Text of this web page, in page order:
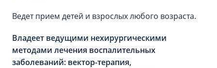
Ведет прием детей и взрослых любого возраста.
Владеет ведущими нехирургическими
методами лечения воспалительных
заболеваний: вектор-терапия,